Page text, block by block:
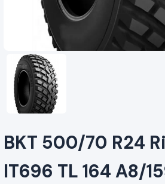
BKT 500/70 R24
IT696 TL 164 A8/